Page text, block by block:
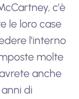
c'è
le loro case
l'interno
molte
anche
di